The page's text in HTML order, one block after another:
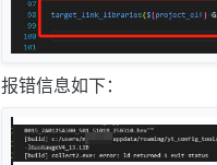
报错信息如下：